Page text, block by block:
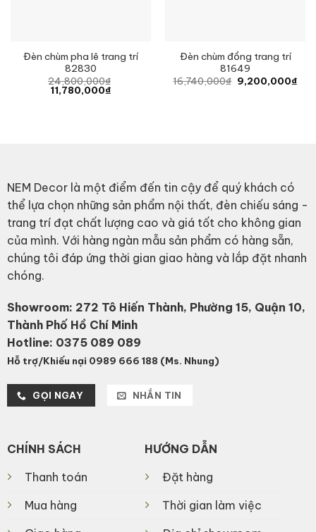
Đèn chùm pha lê trang trí
82830
24,800,000₫
Original
price
11,780,000₫
Đèn chùm đồng trang trí
81649
16,740,000₫ Original
price
9,200,000₫
NEM Decor là một điểm đến tin cậy để quý khách có
thể lựa chọn những sản phẩm nội thất, đèn chiếu sáng -
trang trí đạt chất lượng cao và giá tốt cho không gian
của mình. Với hàng ngàn mẫu sản phẩm có hàng sẵn,
chúng tôi đáp ứng thời gian giao hàng và lắp đặt nhanh
chóng.
Showroom: 272 Tô Hiến Thành, Phường 15, Quận 10,
Thành Phố Hồ Chí Minh
Hotline: 0375 089 089
Hỗ trợ/Khiếu nại 0989 666 188 (Ms. Nhung)
GỌI NGAY NHẮN TIN
CHÍNH SÁCH
Thanh toán
Mua hàng
HƯỚNG DẪN
Đặt hàng
Thời gian làm việc